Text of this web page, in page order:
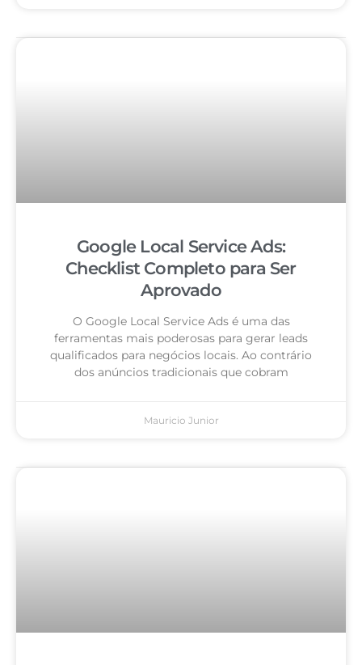
Google Local Service Ads:
Checklist Completo para Ser
Aprovado
O Google Local Service Ads é uma das
ferramentas mais poderosas para gerar leads
qualificados para negócios locais. Ao contrário
dos anúncios tradicionais que cobram
Mauricio Junior